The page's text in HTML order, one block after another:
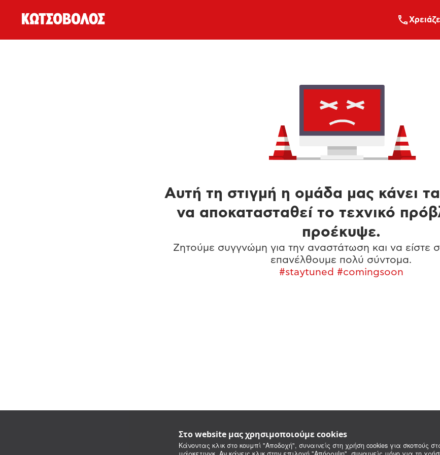
Στο website μας χρησιμοποιούμε cookies
Κάνοντας κλικ στο κουμπί "Αποδοχή", συναινείς στη χρήση cookies για σκοπούς
Αυτή τη στιγμή η ομάδα μας κάνει
να αποκατασταθεί το τεχνικό
προέκυψε.
Ζητούμε συγγνώμη για την αναστάτωση και να είστε
επανέλθουμε πολύ σύντομα.
#staytuned #comingsoon